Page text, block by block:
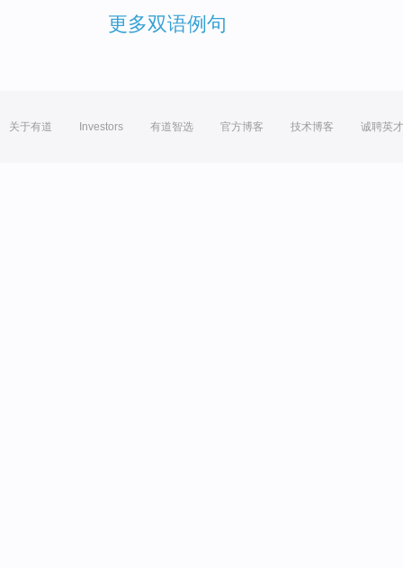
更多双语例句
关于有道 Investors 有道智选 官方博客 技术博客 诚聘英才